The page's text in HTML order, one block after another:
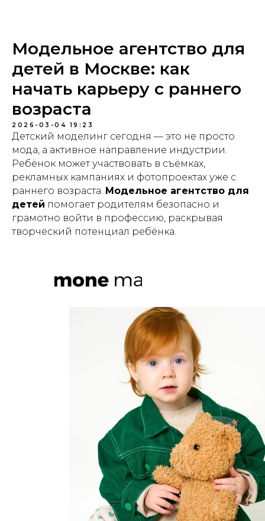
Модельное агентство для
детей в Москве: как
начать карьеру с раннего
возраста
2026-03-04 19:23
Детский моделинг сегодня — это не просто
мода, а активное направление индустрии.
Ребёнок может участвовать в съёмках,
рекламных кампаниях и фотопроектах уже с
раннего возраста. Модельное агентство для
детей помогает родителям безопасно и
грамотно войти в профессию, раскрывая
творческий потенциал ребёнка.